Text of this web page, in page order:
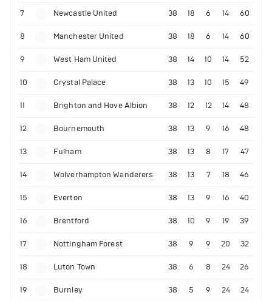
7 Newcastle United 38 18 6 14 60
8 Manchester United 38 18 6 14 60
9 West Ham United 38 14 10 14 52
10 Crystal Palace 38 13 10 15 49
11 Brighton and Hove Albion 38 12 12 14 48
12 Bournemouth 38 13 9 16 48
13 Fulham 38 13 8 17 47
14 Wolverhampton Wanderers 38 13 7 18 46
15 Everton 38 13 9 16 40
16 Brentford 38 10 9 19 39
17 Nottingham Forest 38 9 9 20 32
18 Luton Town 38 6 8 24 26
19 Burnley 38 5 9 24 24